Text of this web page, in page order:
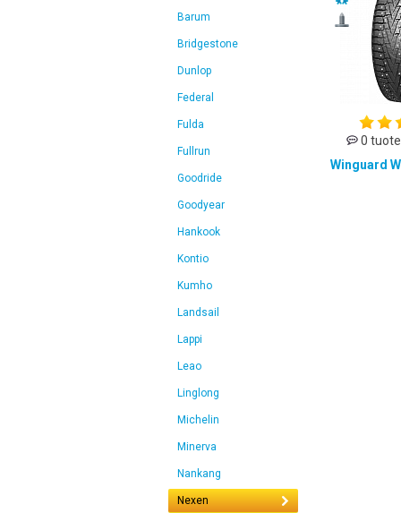
Barum
Bridgestone
Dunlop
Federal
Fulda
Fullrun
Goodride
Goodyear
Hankook
Kontio
Kumho
Landsail
Lappi
Leao
Linglong
Michelin
Minerva
Nankang
Nexen
0
Winguard